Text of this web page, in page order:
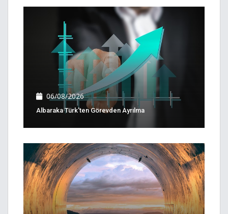
06/08/2026
Albaraka Türk'ten Görevden Ayrılma